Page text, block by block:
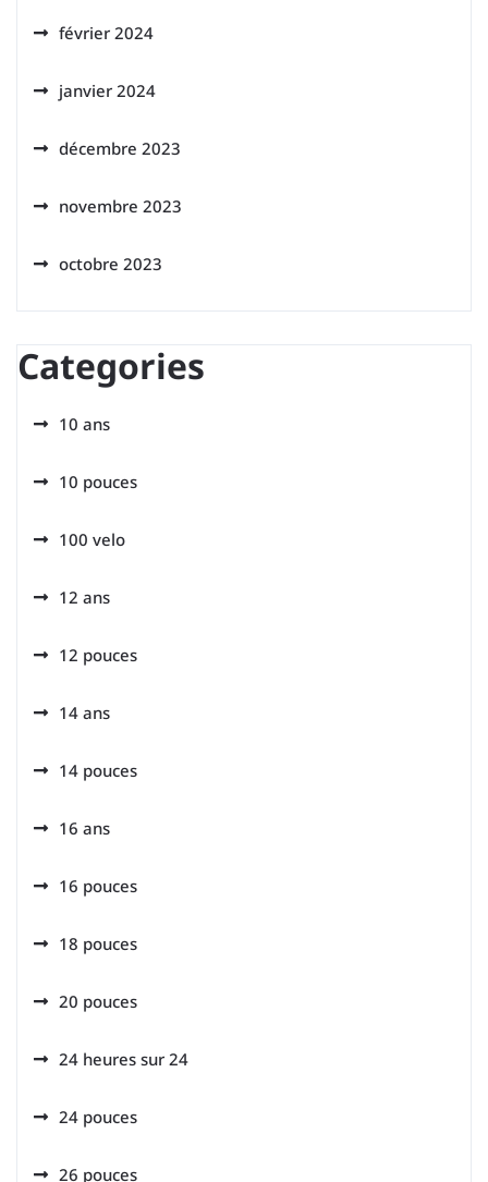
février 2024
janvier 2024
décembre 2023
novembre 2023
octobre 2023
Categories
10 ans
10 pouces
100 velo
12 ans
12 pouces
14 ans
14 pouces
16 ans
16 pouces
18 pouces
20 pouces
24 heures sur 24
24 pouces
26 pouces